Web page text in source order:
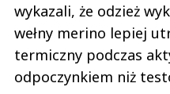
wykazali, że odzież
wełny merino lepiej
termiczny podczas
odpoczynkiem niż